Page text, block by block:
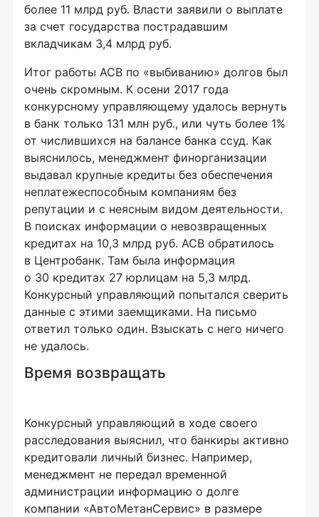
более 11 млрд руб. Власти заявили о выплате
за счет государства пострадавшим
вкладчикам 3,4 млрд руб.
Итог работы АСВ по «выбиванию» долгов был
очень скромным. К осени 2017 года
конкурсному управляющему удалось вернуть
в банк только 131 млн руб., или чуть более 1%
от числившихся на балансе банка ссуд. Как
выяснилось, менеджмент финорганизации
выдавал крупные кредиты без обеспечения
неплатежеспособным компаниям без
репутации и с неясным видом деятельности.
В поисках информации о невозвращенных
кредитах на 10,3 млрд руб. АСВ обратилось
в Центробанк. Там была информация
о 30 кредитах 27 юрлицам на 5,3 млрд.
Конкурсный управляющий попытался сверить
данные с этими заемщиками. На письмо
ответил только один. Взыскать с него ничего
не удалось.
Время возвращать
Конкурсный управляющий в ходе своего
расследования выяснил, что банкиры активно
кредитовали личный бизнес. Например,
менеджмент не передал временной
администрации информацию о долге
компании «АвтоМетанСервис» в размере